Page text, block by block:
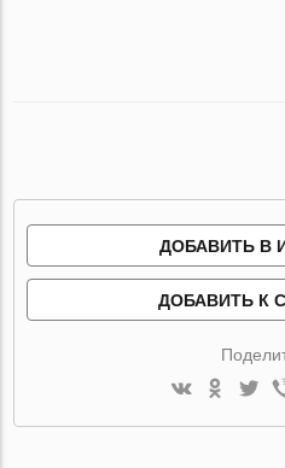
ДОБАВИТЬ В
ДОБАВИТЬ К